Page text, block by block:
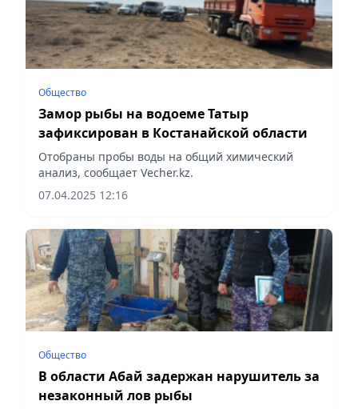
Общество
Замор рыбы на водоеме Татыр
зафиксирован в Костанайской области
Отобраны пробы воды на общий химический
анализ, сообщает Vecher.kz.
07.04.2025 12:16
Общество
В области Абай задержан нарушитель за
незаконный лов рыбы